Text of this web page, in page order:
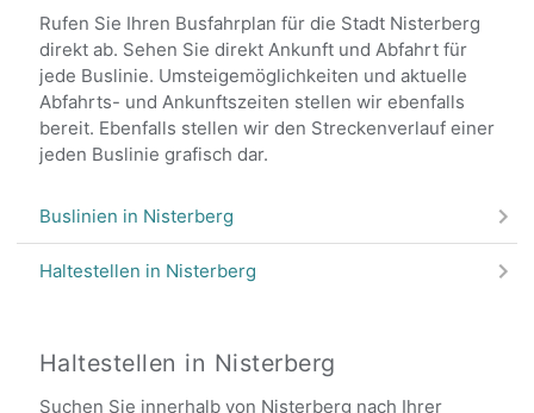
Rufen Sie Ihren Busfahrplan für die Stadt Nisterberg
direkt ab. Sehen Sie direkt Ankunft und Abfahrt für
jede Buslinie. Umsteigemöglichkeiten und aktuelle
Abfahrts- und Ankunftszeiten stellen wir ebenfalls
bereit. Ebenfalls stellen wir den Streckenverlauf einer
jeden Buslinie grafisch dar.
Buslinien in Nisterberg
Haltestellen in Nisterberg
Haltestellen in Nisterberg
Suchen Sie innerhalb von Nisterberg nach Ihrer